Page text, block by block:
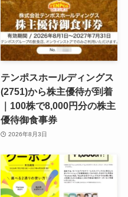
テンポスホールディングス
(2751)から株主優待が到着
｜100株で8,000円分の株主
優待御食事券
2026年8月3日